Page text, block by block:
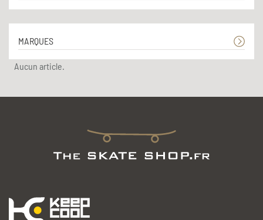
MARQUES
Aucun article.